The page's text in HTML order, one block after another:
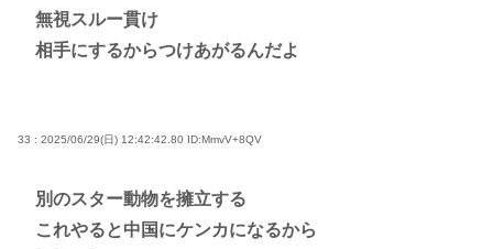
無視スルー貫け
相手にするからつけあがるんだよ
33 : 2025/06/29(日) 12:42:42.80 ID:MmvV+8QV
別のスター動物を擁立する
これやると中国にケンカになるから